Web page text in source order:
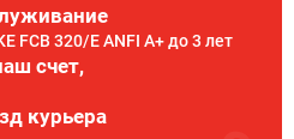
FCB 320/E ANFI A+ до 3 лет
счет,
курьера